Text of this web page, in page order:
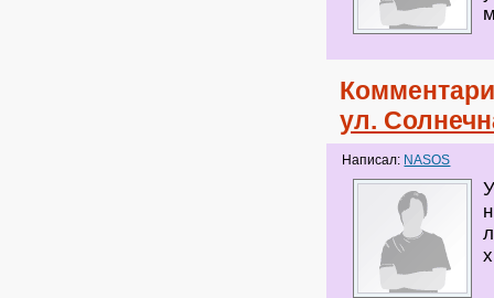
ул.
Написал: NASOS